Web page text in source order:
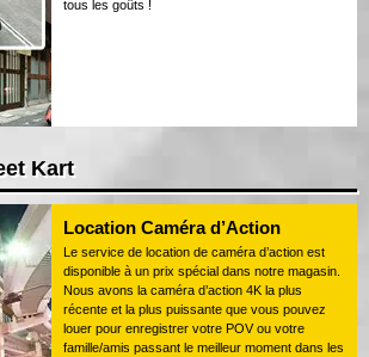
tous les goûts !
Kart
Location Caméra d’Action
Le service de location de caméra d’action est
disponible à un prix spécial dans notre magasin.
Nous avons la caméra d’action 4K la plus
récente et la plus puissante que vous pouvez
louer pour enregistrer votre POV ou votre
famille/amis passant le meilleur moment dans les